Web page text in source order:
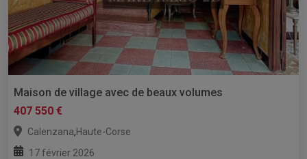
Maison de village avec de beaux volumes
407 550 €
Calenzana,Haute-Corse
17 février 2026